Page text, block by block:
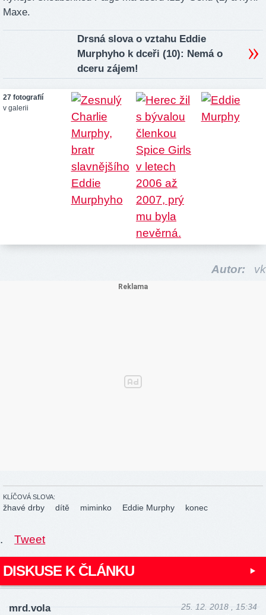
Maxe.
Drsná slova o vztahu Eddie
Murphyho k dceři (10): Nemá o
dceru zájem!
27 fotografií
v galerii
Autor: vk
KLÍČOVÁ SLOVA:
žhavé drby dítě miminko Eddie Murphy konec
. Tweet
DISKUSE K ČLÁNKU
mrd.vola 25. 12. 2018 , 15:34